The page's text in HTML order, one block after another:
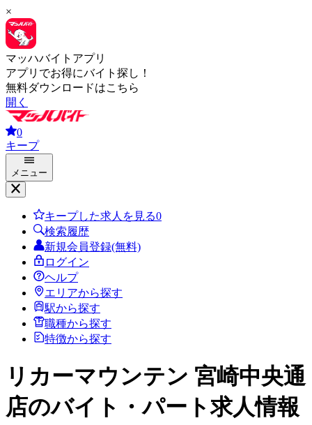
×
マッハバイトアプリ
アプリでお得にバイト探し！
無料ダウンロードはこちら
開く
0
キープ
メニュー
キープした求人を見る0
検索履歴
新規会員登録(無料)
ログイン
ヘルプ
エリアから探す
駅から探す
職種から探す
特徴から探す
リカーマウンテン 宮崎中央通
店のバイト・パート求人情報